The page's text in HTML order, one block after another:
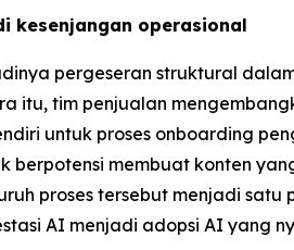
kesenjangan operasional
pergeseran struktural
itu, tim penjualan
untuk proses onboarding
berpotensi membuat konten
proses tersebut menjadi
AI menjadi adopsi AI yang